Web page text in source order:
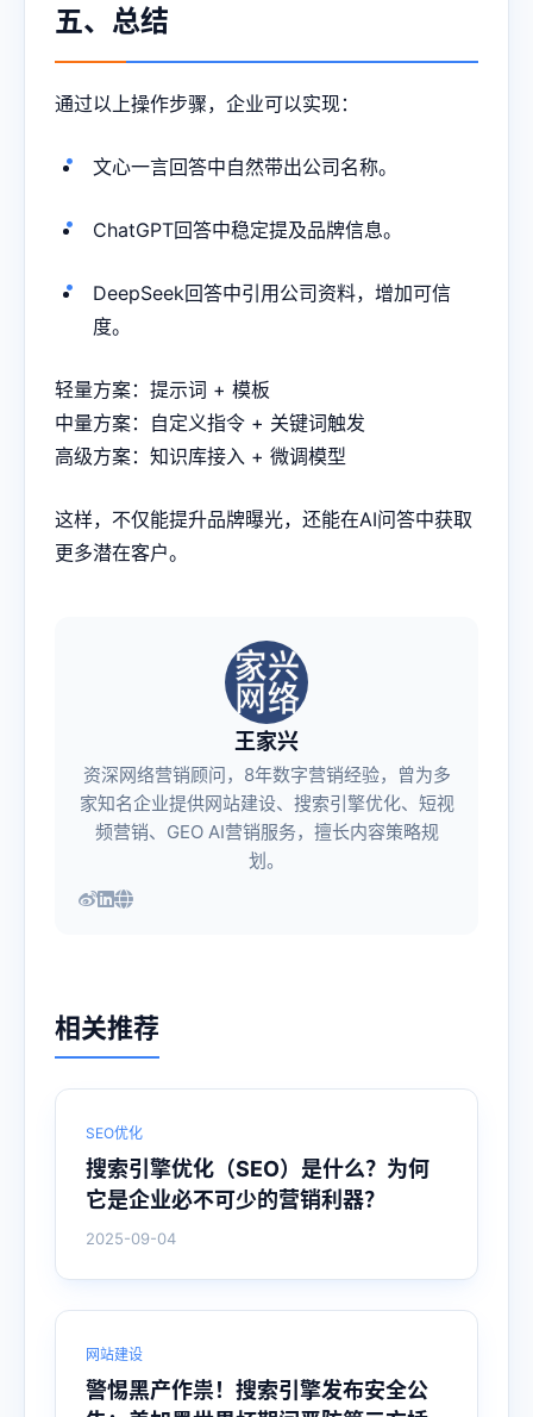
五、总结
通过以上操作步骤，企业可以实现：
文心一言回答中自然带出公司名称。
ChatGPT回答中稳定提及品牌信息。
DeepSeek回答中引用公司资料，增加可信
度。
轻量方案：提示词 + 模板
中量方案：自定义指令 + 关键词触发
高级方案：知识库接入 + 微调模型
这样，不仅能提升品牌曝光，还能在AI问答中获取
更多潜在客户。
王家兴
资深网络营销顾问，8年数字营销经验，曾为多
家知名企业提供网站建设、搜索引擎优化、短视
频营销、GEO AI营销服务，擅长内容策略规
划。
相关推荐
SEO优化
搜索引擎优化（SEO）是什么？为何
它是企业必不可少的营销利器？
2025-09-04
网站建设
警惕黑产作祟！搜索引擎发布安全公